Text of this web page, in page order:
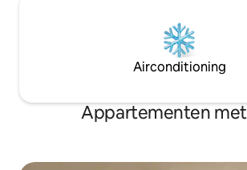
Airconditioning
Appartementen